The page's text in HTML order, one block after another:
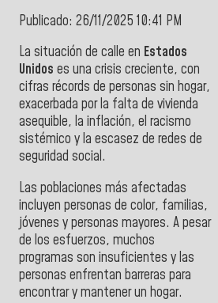
Publicado: 26/11/2025 10:41 PM
La situación de calle en Estados
Unidos es una crisis creciente, con
cifras récords de personas sin hogar,
exacerbada por la falta de vivienda
asequible, la inflación, el racismo
sistémico y la escasez de redes de
seguridad social.
Las poblaciones más afectadas
incluyen personas de color, familias,
jóvenes y personas mayores. A pesar
de los esfuerzos, muchos
programas son insuficientes y las
personas enfrentan barreras para
encontrar y mantener un hogar.